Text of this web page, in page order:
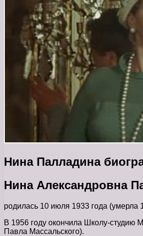
Нина Палладина
Нина Александровна
родилась 10 июля 1933 года (умерла
В 1956 году окончила Школу-студию
Павла Массальского).